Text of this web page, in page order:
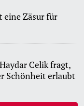
eine Zäsur für
Celik fragt,
Schönheit erlaubt